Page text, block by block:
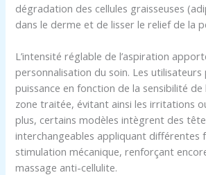
dégradation des cellules graisseuses
dans le derme et de lisser le relief de la
L’intensité réglable de l’aspiration
personnalisation du soin. Les
puissance en fonction de la sensibilité
zone traitée, évitant ainsi les irritations
plus, certains modèles intègrent des
interchangeables appliquant différentes
stimulation mécanique, renforçant
massage anti-cellulite.